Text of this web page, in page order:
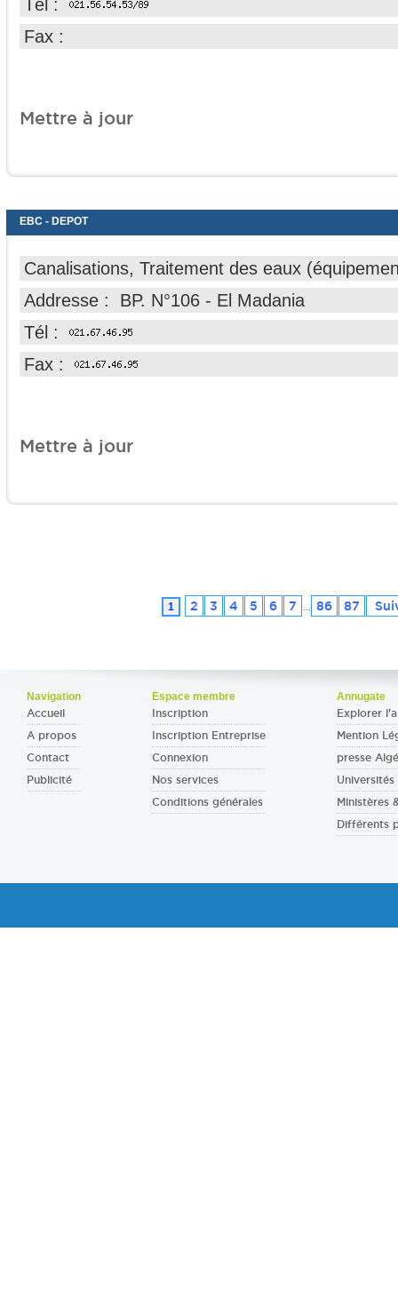
Tél :
Fax :
Mettre à jour
EBC - DEPOT
Canalisations, Traitement des eaux
Addresse : BP. N°106 - El Madania
Tél :
Fax :
Mettre à jour
1 2 3 4 5 6 7 ... 86 87
Navigation
Accueil
A propos
Contact
Publicité
Espace membre
Inscription
Inscription Entreprise
Connexion
Nos services
Conditions générales
Annugate
Explorer
Mention
presse
Ministères
Différents